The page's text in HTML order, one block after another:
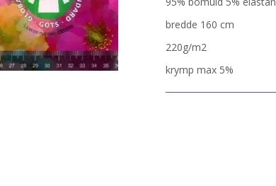
bredde 160 cm
220g/m2
krymp max 5%